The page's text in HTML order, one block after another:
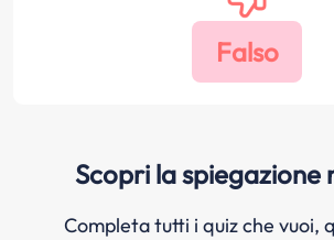
Scopri la spiegazione
Completa tutti i quiz che vuoi,